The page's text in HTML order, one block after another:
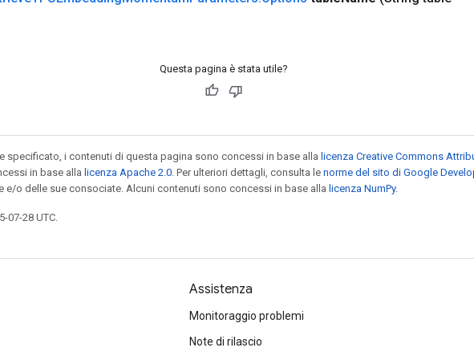
Questa pagina è stata utile?
specificato, i contenuti di questa pagina sono concessi in base alla licenza Creative Commons
in base alla licenza Apache 2.0 . Per ulteriori dettagli, consulta le norme del sito di Google
e/o delle sue consociate. Alcuni contenuti sono concessi in base alla licenza NumPy.
07-28 UTC.
Assistenza
Monitoraggio problemi
Note di rilascio